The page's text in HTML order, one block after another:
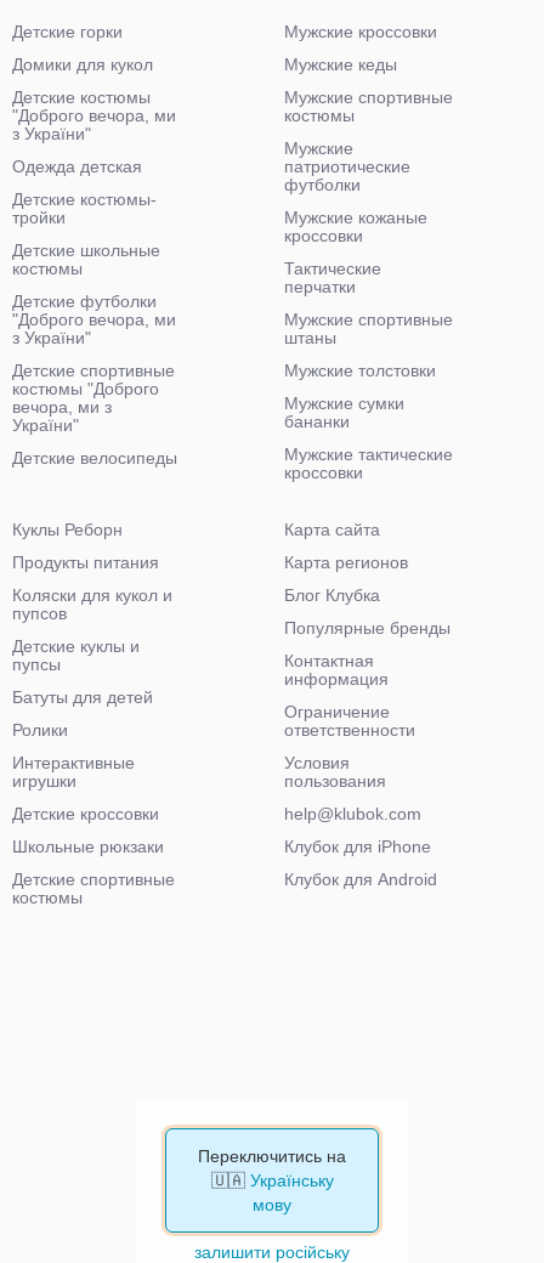
Детские горки
Домики для кукол
Детские костюмы
"Доброго вечора, ми
з України"
Одежда детская
Детские костюмы-
тройки
Детские школьные
костюмы
Детские футболки
"Доброго вечора, ми
з України"
Детские спортивные
костюмы "Доброго
вечора, ми з
України"
Детские велосипеды
Мужские кроссовки
Мужские кеды
Мужские спортивные
костюмы
Мужские
патриотические
футболки
Мужские кожаные
кроссовки
Тактические
перчатки
Мужские спортивные
штаны
Мужские толстовки
Мужские сумки
бананки
Мужские тактические
кроссовки
Куклы Реборн
Продукты питания
Коляски для кукол и
пупсов
Детские куклы и
пупсы
Батуты для детей
Ролики
Интерактивные
игрушки
Детские кроссовки
Школьные рюкзаки
Детские спортивные
костюмы
Карта сайта
Карта регионов
Блог Клубка
Популярные бренды
Контактная
информация
Ограничение
ответственности
Условия
пользования
help@klubok.com
Клубок для iPhone
Клубок для Android
Переключитись на
🇺🇦 Українську
мову
залишити російську